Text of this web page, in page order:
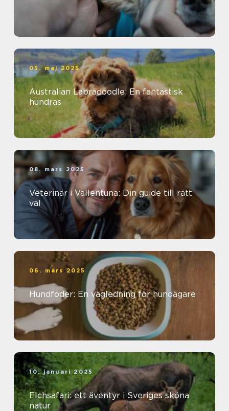
05. maj 2025
Australian Labradoodle: En fantastisk
hundras
08. mars 2025
Veterinär i Vallentuna: Din guide till rätt
val
06. mars 2025
Hundfoder: En vägledning för hundägare
10. januari 2025
Elchsafari: ett äventyr i Sveriges sköna
natur